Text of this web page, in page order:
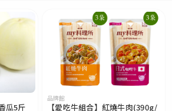
瓜5斤
品牌館
【愛吃牛組合】紅燒牛肉(390g/